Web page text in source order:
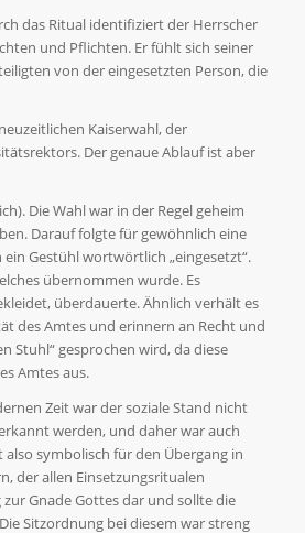
das Ritual identifiziert der Herrscher
und Pflichten. Er fühlt sich seiner
von der eingesetzten Person, die
Kaiserwahl, der
Der genaue Ablauf ist aber
Die Wahl war in der Regel geheim
Darauf folgte für gewöhnlich eine
Gestühl wortwörtlich „eingesetzt“.
übernommen wurde. Es
überdauerte. Ähnlich verhält es
des Amtes und erinnern an Recht und
Stuhl“ gesprochen wird, da diese
Amtes aus.
Zeit war der soziale Stand nicht
werden, und daher war auch
symbolisch für den Übergang in
der allen Einsetzungsritualen
Gnade Gottes dar und sollte die
Sitzordnung bei diesem war streng